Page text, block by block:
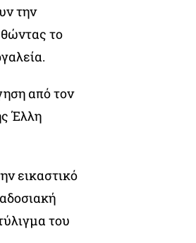
την
το
από τον
Έλλη
εικαστικό
του